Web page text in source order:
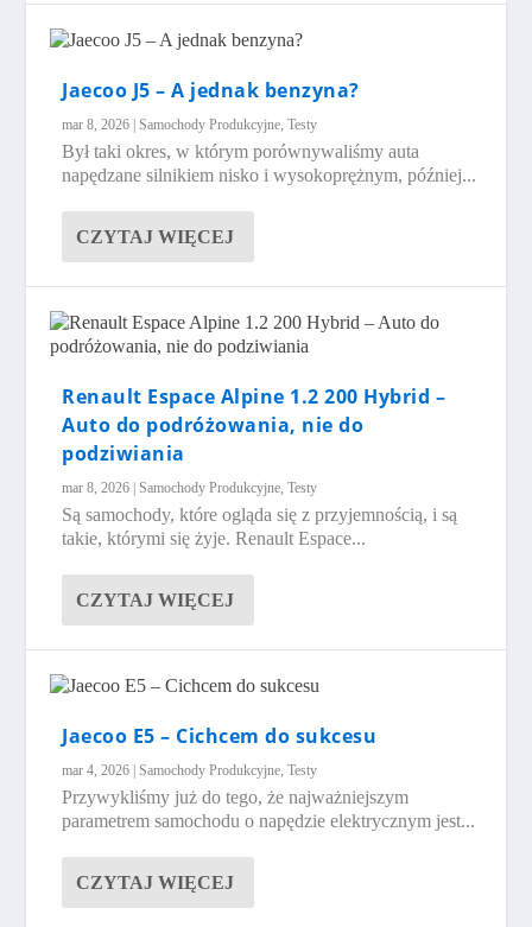
Jaecoo J5 – A jednak benzyna?
mar 8, 2026 |Samochody Produkcyjne,Testy
Był taki okres, w którym porównywaliśmy auta
napędzane silnikiem nisko i wysokoprężnym, później...
CZYTAJ WIĘCEJ
Renault Espace Alpine 1.2 200 Hybrid –
Auto do podróżowania, nie do
podziwiania
mar 8, 2026 |Samochody Produkcyjne,Testy
Są samochody, które ogląda się z przyjemnością, i są
takie, którymi się żyje. Renault Espace...
CZYTAJ WIĘCEJ
Jaecoo E5 – Cichcem do sukcesu
mar 4, 2026 |Samochody Produkcyjne,Testy
Przywykliśmy już do tego, że najważniejszym
parametrem samochodu o napędzie elektrycznym jest...
CZYTAJ WIĘCEJ